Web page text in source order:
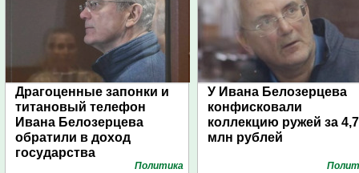
Драгоценные запонки и
титановый телефон
Ивана Белозерцева
обратили в доход
государства
Политика
У Ивана Белозерцева
конфисковали
коллекцию ружей за 4,7
млн рублей